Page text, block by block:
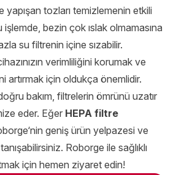
yapışan tozları temizlemenin etkili
bezin çok ıslak olmamasına
su filtrenin içine sızabilir.
verimliliğini korumak ve
artırmak için oldukça önemlidir.
bakım, filtrelerin ömrünü uzatır
eder. Eğer HEPA filtre
‘nin geniş ürün yelpazesi ve
Roborge ile sağlıklı
için hemen ziyaret edin!